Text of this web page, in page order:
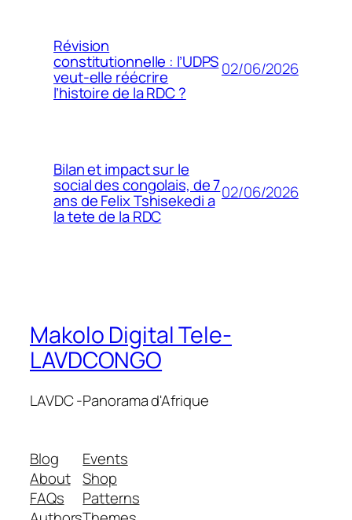
Révision
constitutionnelle : l’UDPS
veut-elle réécrire
l’histoire de la RDC ?
02/06/2026
Bilan et impact sur le
social des congolais, de 7
ans de Felix Tshisekedi a
la tete de la RDC
02/06/2026
Makolo Digital Tele-
LAVDCONGO
LAVDC -Panorama d'Afrique
Blog
About
FAQs
Events
Shop
Patterns